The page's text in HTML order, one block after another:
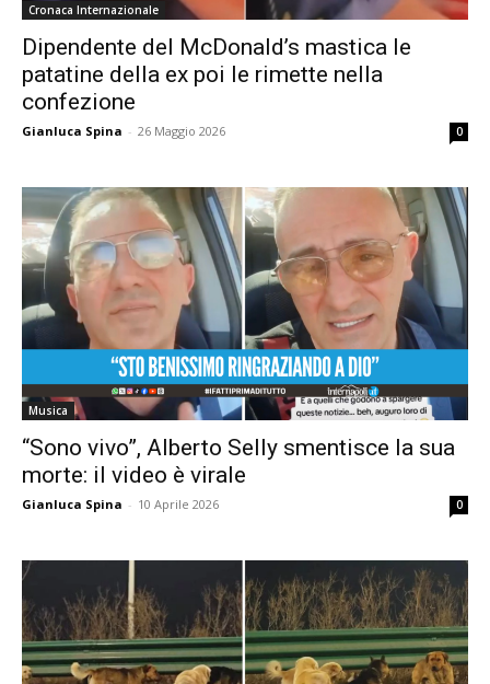
Cronaca Internazionale
Dipendente del McDonald’s mastica le
patatine della ex poi le rimette nella
confezione
Gianluca Spina - 26 Maggio 2026 0
Musica
“Sono vivo”, Alberto Selly smentisce la sua
morte: il video è virale
Gianluca Spina - 10 Aprile 2026 0